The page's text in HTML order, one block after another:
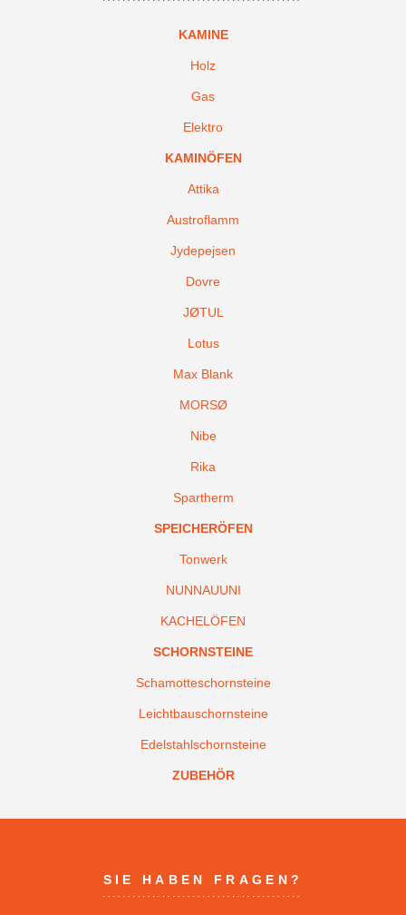
KAMINE
Holz
Gas
Elektro
KAMINÖFEN
Attika
Austroflamm
Jydepejsen
Dovre
JØTUL
Lotus
Max Blank
MORSØ
Nibe
Rika
Spartherm
SPEICHERÖFEN
Tonwerk
NUNNAUUNI
KACHELÖFEN
SCHORNSTEINE
Schamotteschornsteine
Leichtbauschornsteine
Edelstahlschornsteine
ZUBEHÖR
SIE HABEN FRAGEN?